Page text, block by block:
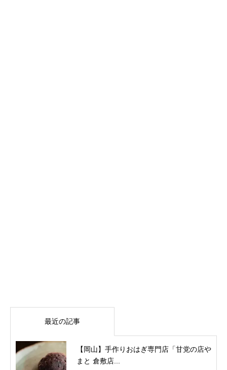
最近の記事
【岡山】手作りおはぎ専門店「甘党の店や
まと 倉敷店...